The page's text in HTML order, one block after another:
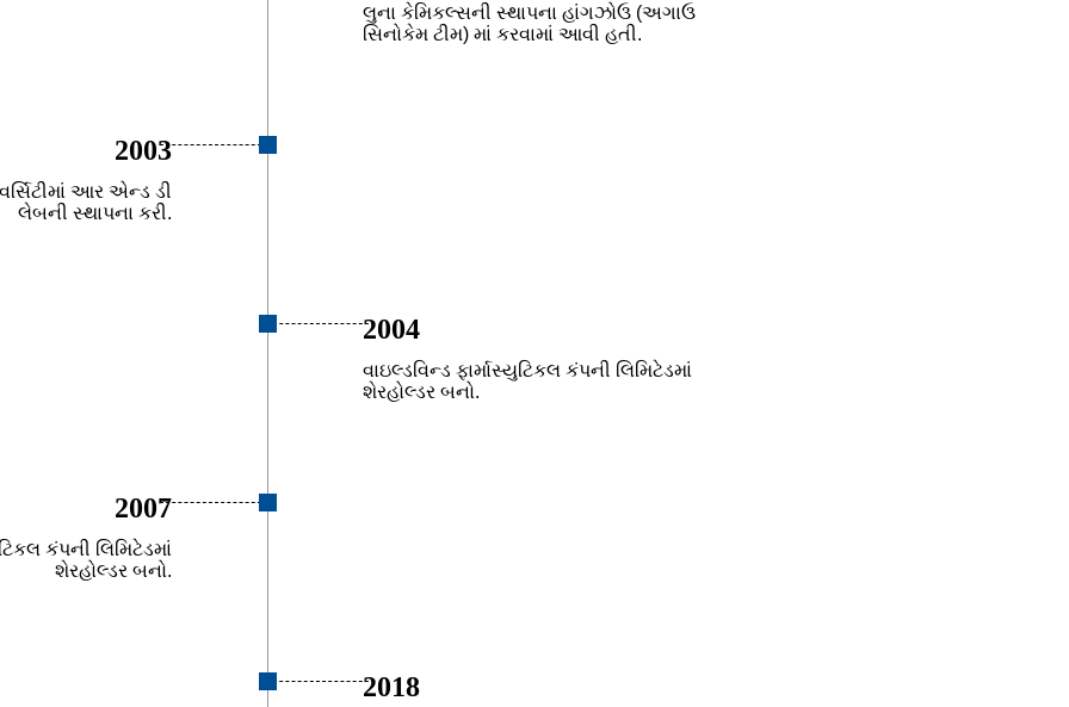
લુના કેમિકલ્સની સ્થાપના હાંગઝોઉ (અગાઉ
સિનોકેમ ટીમ) માં કરવામાં આવી હતી.
2003
આર એન્ડ ડી
લેબની સ્થાપના કરી.
2004
વાઇલ્ડવિન્ડ ફાર્માસ્યુટિકલ કંપની લિમિટેડમાં
શેરહોલ્ડર બનો.
2007
કંપની લિમિટેડમાં
શેરહોલ્ડર બનો.
2018